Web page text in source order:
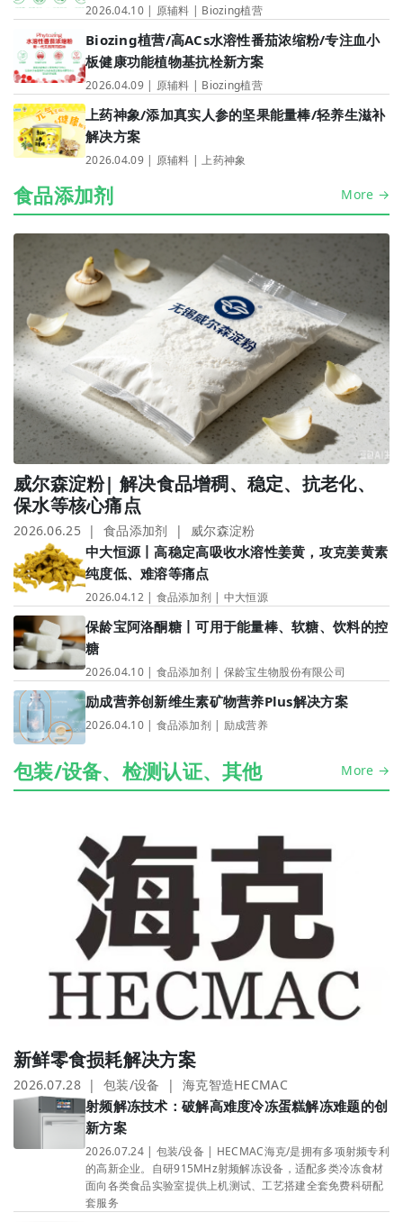
2026.04.10 | 原辅料 | Biozing植营
Biozing植营/高ACs水溶性番茄浓缩粉/专注血小
板健康功能植物基抗栓新方案
2026.04.09 | 原辅料 | Biozing植营
上药神象/添加真实人参的坚果能量棒/轻养生滋补
解决方案
2026.04.09 | 原辅料 | 上药神象
食品添加剂 More →
威尔森淀粉| 解决食品增稠、稳定、抗老化、
保水等核心痛点
2026.06.25 | 食品添加剂 | 威尔森淀粉
中大恒源丨高稳定高吸收水溶性姜黄，攻克姜黄素
纯度低、难溶等痛点
2026.04.12 | 食品添加剂 | 中大恒源
保龄宝阿洛酮糖丨可用于能量棒、软糖、饮料的控
糖
2026.04.10 | 食品添加剂 | 保龄宝生物股份有限公司
励成营养创新维生素矿物营养Plus解决方案
2026.04.10 | 食品添加剂 | 励成营养
包装/设备、检测认证、其他 More →
新鲜零食损耗解决方案
2026.07.28 | 包装/设备 | 海克智造HECMAC
射频解冻技术：破解高难度冷冻蛋糕解冻难题的创
新方案
2026.07.24 | 包装/设备 | HECMAC海克/是拥有多项射频专利
的高新企业。自研915MHz射频解冻设备，适配多类冷冻食材
面向各类食品实验室提供上机测试、工艺搭建全套免费科研配
套服务